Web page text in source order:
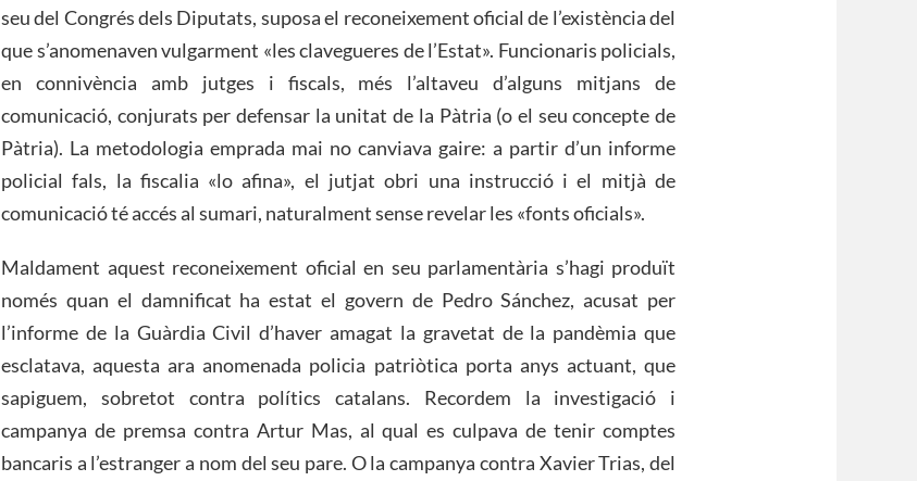
seu del Congrés dels Diputats, suposa el reconeixement oficial de l’existència del
que s’anomenaven vulgarment «les clavegueres de l’Estat». Funcionaris policials,
en connivència amb jutges i fiscals, més l’altaveu d’alguns mitjans de
comunicació, conjurats per defensar la unitat de la Pàtria (o el seu concepte de
Pàtria). La metodologia emprada mai no canviava gaire: a partir d’un informe
policial fals, la fiscalia «lo afina», el jutjat obri una instrucció i el mitjà de
comunicació té accés al sumari, naturalment sense revelar les «fonts oficials».
Maldament aquest reconeixement oficial en seu parlamentària s’hagi produït
només quan el damnificat ha estat el govern de Pedro Sánchez, acusat per
l’informe de la Guàrdia Civil d’haver amagat la gravetat de la pandèmia que
esclatava, aquesta ara anomenada policia patriòtica porta anys actuant, que
sapiguem, sobretot contra polítics catalans. Recordem la investigació i
campanya de premsa contra Artur Mas, al qual es culpava de tenir comptes
bancaris a l’estranger a nom del seu pare. O la campanya contra Xavier Trias, del